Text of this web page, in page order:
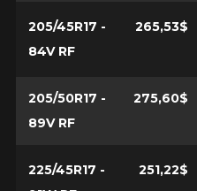
205/45R17 -
84V RF
265,53$
205/50R17 -
89V RF
275,60$
225/45R17 -
251,22$
Année
Marque